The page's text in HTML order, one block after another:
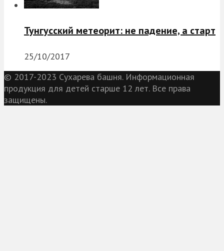
Тунгусский метеорит: не падение, а старт
25/10/2017
© 2017-2023 Сухарева башня. Информационная
продукция для детей старше 12 лет. Все права
защищены.